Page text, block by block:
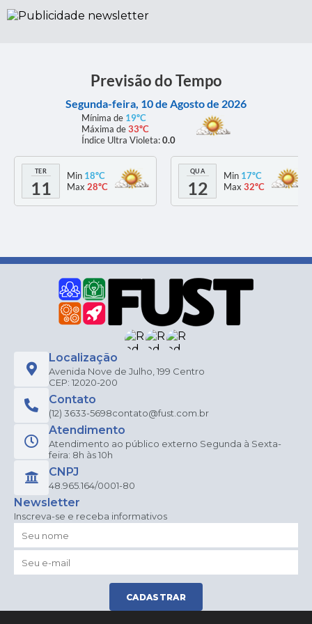
SETEMBRO AMARELO E
Previsão do Tempo
Segunda-feira, 10 de Agosto de 2026
Mínima de 19ºC
Máxima de33ºC
Índice Ultra Violeta:0.0
TER
11
Min 18ºC
Max 28ºC
QUA
12
Min 17ºC
Max 32ºC
Localização
Avenida Nove de Julho, 199 Centro
CEP: 12020-200
Contato
(12) 3633-5698contato@fust.com.br
Atendimento
Atendimento ao público externo Segunda à Sexta-
feira: 8h às 10h
CNPJ
48.965.164/0001-80
Newsletter
Inscreva-se e receba informativos
CADASTRAR